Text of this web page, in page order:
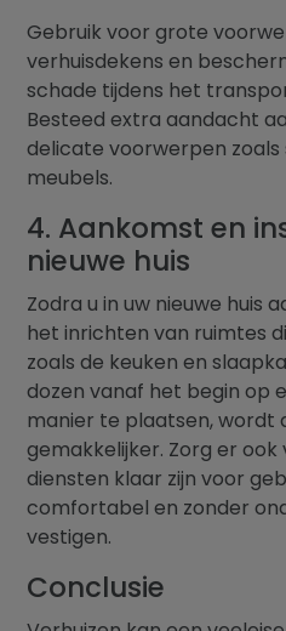
Gebruik voor grote
verhuisdekens en
schade tijdens het
Besteed extra aandacht
delicate voorwerpen zoals
meubels.
4. Aankomst en
nieuwe huis
Zodra u in uw nieuwe huis
het inrichten van ruimtes
zoals de keuken en
dozen vanaf het begin op
manier te plaatsen, wordt
gemakkelijker. Zorg er
diensten klaar zijn voor
comfortabel en zonder
vestigen.
Conclusie